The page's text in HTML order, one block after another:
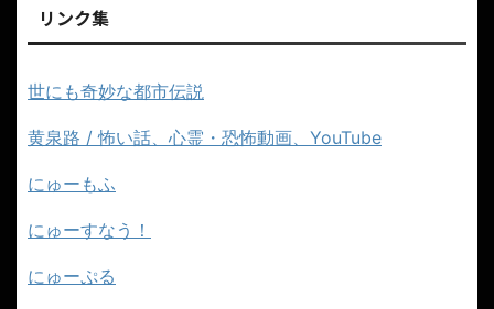
リンク集
世にも奇妙な都市伝説
黄泉路 / 怖い話、心霊・恐怖動画、YouTube
にゅーもふ
にゅーすなう！
にゅーぷる